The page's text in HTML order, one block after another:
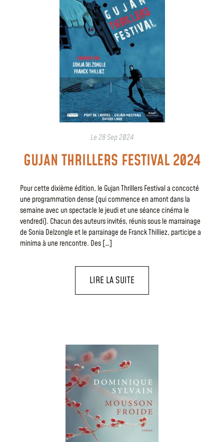
Le28 Sep 2024
GUJAN THRILLERS FESTIVAL 2024
Pour cette dixième édition, le Gujan Thrillers Festival a concocté
une programmation dense (qui commence en amont dans la
semaine avec un spectacle le jeudi et une séance cinéma le
vendredi). Chacun des auteurs invités, réunis sous le marrainage
de Sonia Delzongle et le parrainage de Franck Thilliez, participe a
minima à une rencontre. Des […]
LIRE LA SUITE